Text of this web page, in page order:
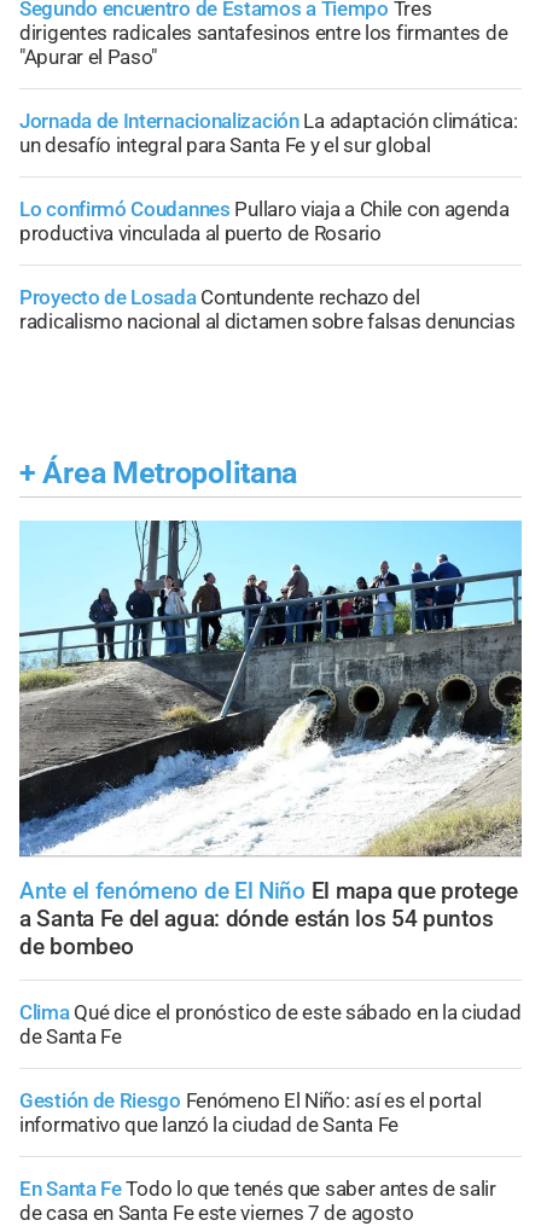
Segundo encuentro de Estamos a Tiempo Tres
dirigentes radicales santafesinos entre los firmantes de
"Apurar el Paso"
Jornada de Internacionalización La adaptación climática:
un desafío integral para Santa Fe y el sur global
Lo confirmó Coudannes Pullaro viaja a Chile con agenda
productiva vinculada al puerto de Rosario
Proyecto de Losada Contundente rechazo del
radicalismo nacional al dictamen sobre falsas denuncias
+ Área Metropolitana
Ante el fenómeno de El Niño El mapa que protege
a Santa Fe del agua: dónde están los 54 puntos
de bombeo
Clima Qué dice el pronóstico de este sábado en la ciudad
de Santa Fe
Gestión de Riesgo Fenómeno El Niño: así es el portal
informativo que lanzó la ciudad de Santa Fe
En Santa FeTodo lo que tenés que saber antes de salir
de casa en Santa Fe este viernes 7 de agosto